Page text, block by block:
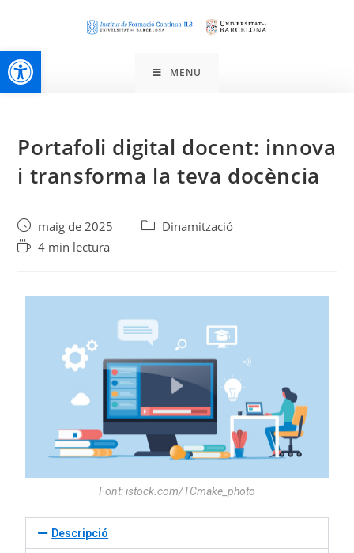
Obre la barra d'eines MENU
Portafoli digital docent: innova
i transforma la teva docència
maig de 2025
Dinamització
4 min lectura
Font: istock.com/TCmake_photo
Descripció